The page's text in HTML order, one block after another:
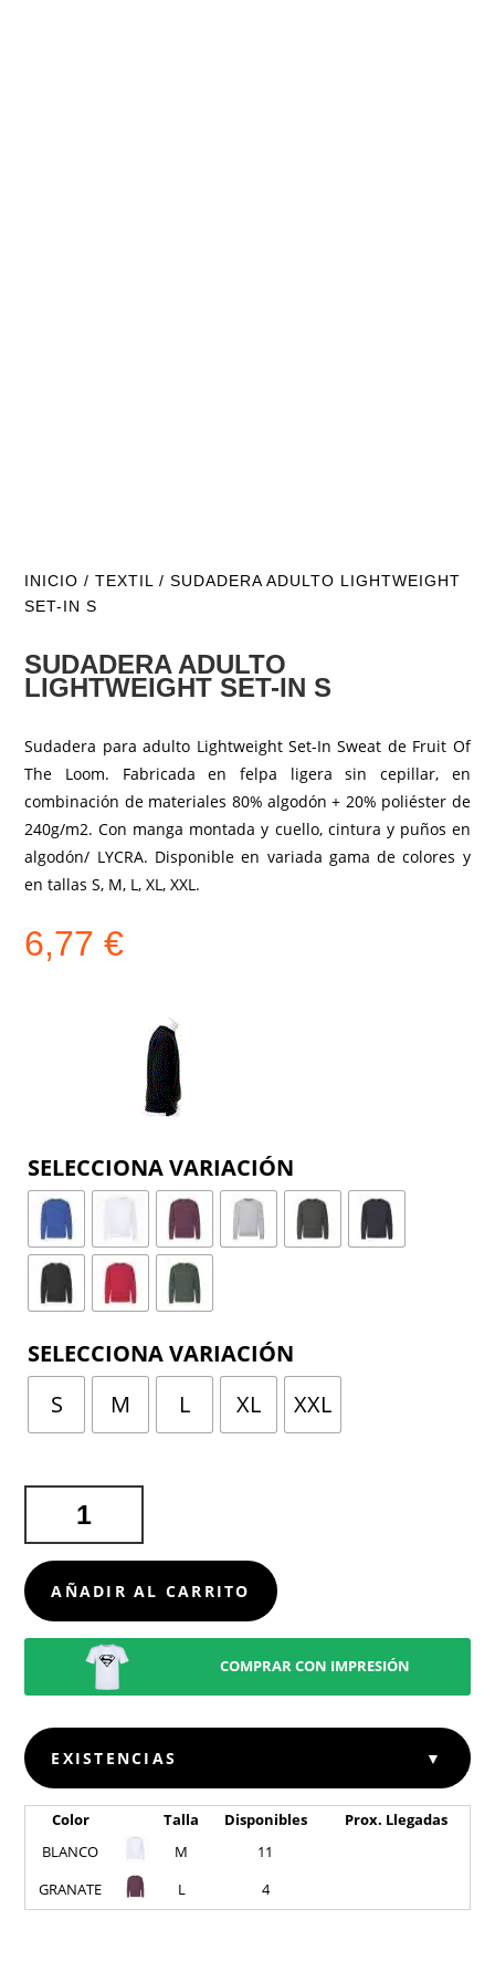
INICIO /TEXTIL
/ SUDADERA ADULTO LIGHTWEIGHT
SET-IN S
SUDADERA ADULTO
LIGHTWEIGHT SET-IN S
Sudadera para adulto Lightweight Set-In Sweat de Fruit Of
The Loom. Fabricada en felpa ligera sin cepillar, en
combinación de materiales 80% algodón + 20% poliéster de
240g/m2. Con manga montada y cuello, cintura y puños en
algodón/ LYCRA. Disponible en variada gama de colores y
en tallas S, M, L, XL, XXL.
6,77€
S
M L XL XXL
ADULTO
LIGHTWEIGHT
SET-
IN
CANTIDAD
AÑADIR AL CARRITO
COMPRAR CON IMPRESIÓN
EXISTENCIAS ▼
Color Talla Disponibles
Prox. Llegadas
BLANCO
M
11
GRANATE
L 4